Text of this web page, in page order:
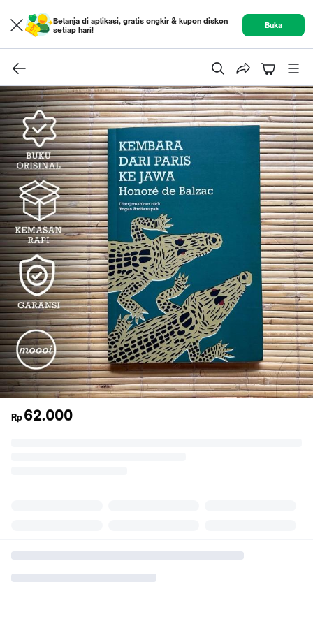
Belanja di aplikasi, gratis ongkir & kupon diskon
setiap hari!
Buka
Rp 62.000